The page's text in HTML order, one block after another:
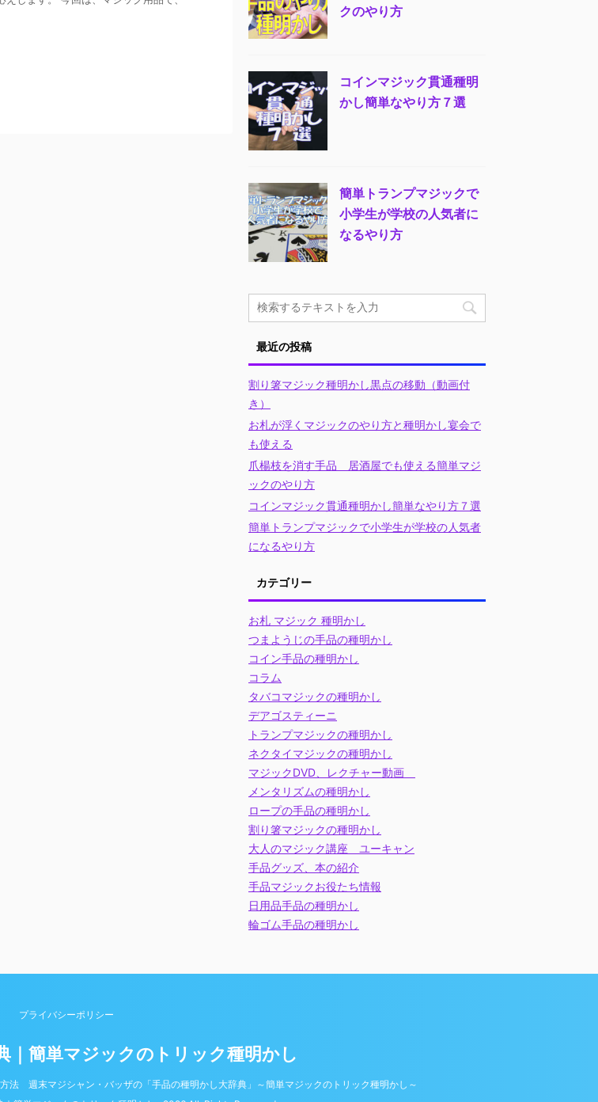
クのやり方
コインマジック貫通種明
かし簡単なやり方７選
簡単トランプマジックで
小学生が学校の人気者に
なるやり方
最近の投稿
割り箸マジック種明かし黒点の移動（動画付
き）
お札が浮くマジックのやり方と種明かし宴会で
も使える
爪楊枝を消す手品 居酒屋でも使える簡単マジ
ックのやり方
コインマジック貫通種明かし簡単なやり方７選
簡単トランプマジックで小学生が学校の人気者
になるやり方
カテゴリー
お札 マジック 種明かし
つまようじの手品の種明かし
コイン手品の種明かし
コラム
タバコマジックの種明かし
デアゴスティーニ
トランプマジックの種明かし
ネクタイマジックの種明かし
マジックDVD、レクチャー動画
メンタリズムの種明かし
ロープの手品の種明かし
割り箸マジックの種明かし
大人のマジック講座 ユーキャン
手品グッズ、本の紹介
手品マジックお役たち情報
日用品手品の種明かし
輪ゴム手品の種明かし
プライバシーポリシー
｜簡単マジックのトリック種明かし
法 週末マジシャン・バッザの「手品の種明かし大辞典」～簡単マジックのトリック種明かし～